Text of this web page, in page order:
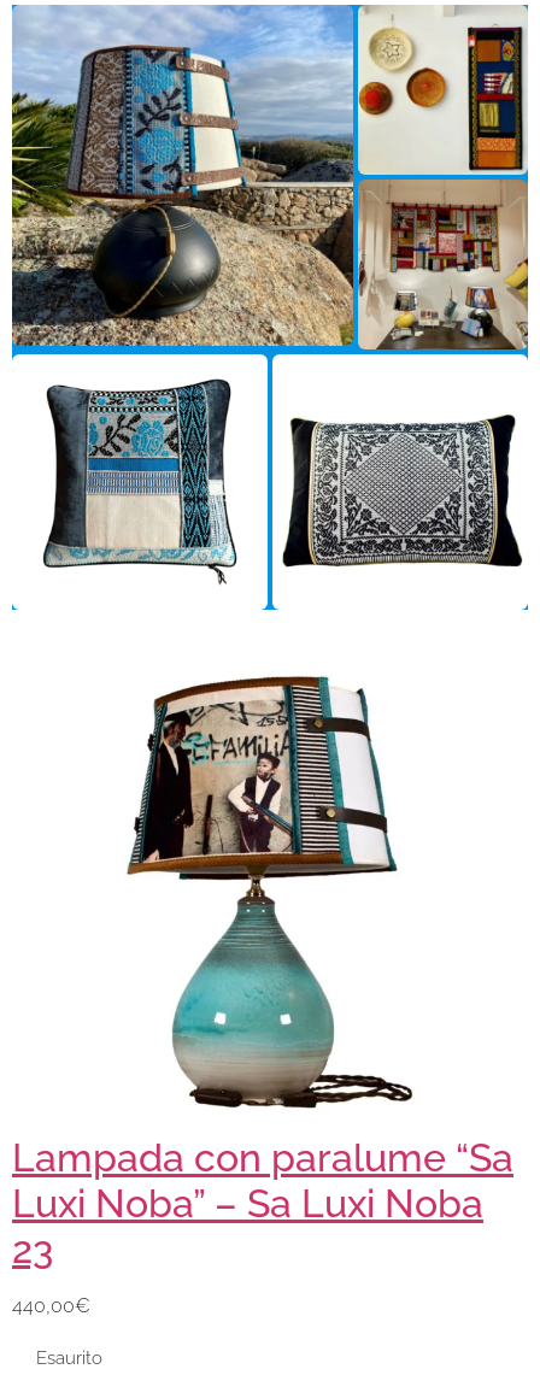
Lampada con paralume “Sa
Luxi Noba” – Sa Luxi Noba
23
440,00€
Esaurito